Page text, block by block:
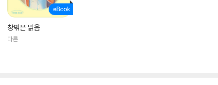
창밖은 맑음
다른